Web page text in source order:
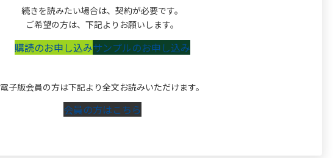
続きを読みたい場合は、契約が必要です。
ご希望の方は、下記よりお願いします。
購読のお申し込みサンプルのお申し込み
電子版会員の方は下記より全文お読みいただけます。
会員の方はこちら